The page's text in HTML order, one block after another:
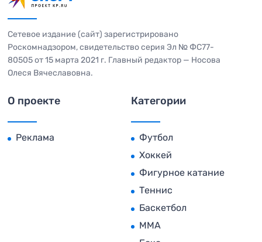
Сетевое издание (сайт) зарегистрировано
Роскомнадзором, свидетельство серия Эл № ФС77-
80505 от 15 марта 2021 г. Главный редактор — Носова
Олеся Вячеславовна.
О проекте
Реклама
Категории
Футбол
Хоккей
Фигурное катание
Теннис
Баскетбол
MMA